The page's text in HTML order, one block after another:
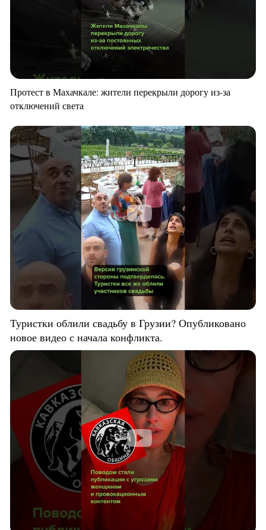
Протест в Махачкале: жители перекрыли дорогу из-за
отключений света
Туристки облили свадьбу в Грузии? Опубликовано
новое видео с начала конфликта.